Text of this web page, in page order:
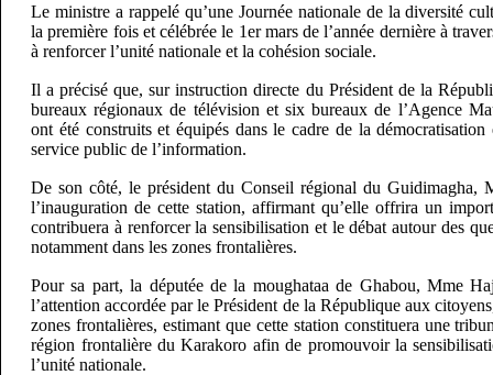
Le ministre a rappelé qu’une Journée nationale de la diversité
la première fois et célébrée le 1er mars de l’année dernière à
à renforcer l’unité nationale et la cohésion sociale.
Il a précisé que, sur instruction directe du Président de la
bureaux régionaux de télévision et six bureaux de l’Agence
ont été construits et équipés dans le cadre de la
service public de l’information.
De son côté, le président du Conseil régional du Guidimagha,
l’inauguration de cette station, affirmant qu’elle offrira un
contribuera à renforcer la sensibilisation et le débat autour des
notamment dans les zones frontalières.
Pour sa part, la députée de la moughataa de Ghabou, Mme
l’attention accordée par le Président de la République aux
zones frontalières, estimant que cette station constituera une
région frontalière du Karakoro afin de promouvoir la
l’unité nationale.